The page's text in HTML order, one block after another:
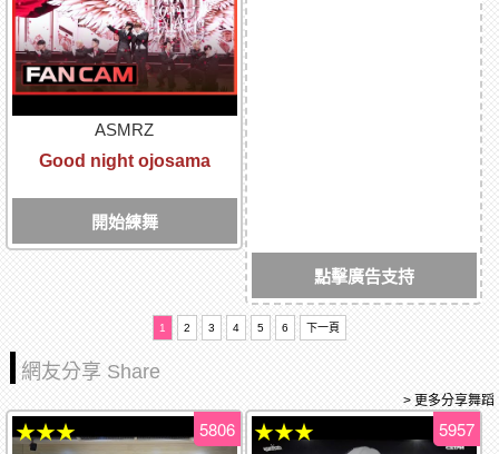
ASMRZ
Good night ojosama
開始練舞
點擊廣告支持
1 2 3 4 5 6 下一頁
網友分享 Share
> 更多分享舞蹈
5806
★★★ 5957
★★★